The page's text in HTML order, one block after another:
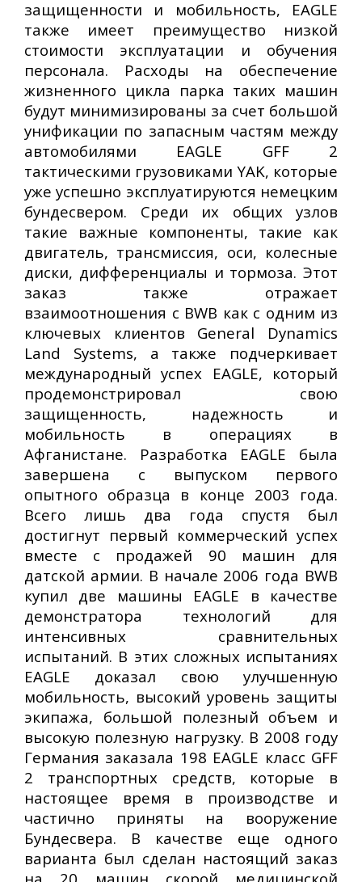
защищенности и мобильность, EAGLE
также имеет преимущество низкой
стоимости эксплуатации и обучения
персонала. Расходы на обеспечение
жизненного цикла парка таких машин
будут минимизированы за счет большой
унификации по запасным частям между
автомобилями EAGLE GFF 2
тактическими грузовиками YAK, которые
уже успешно эксплуатируются немецким
бундесвером. Среди их общих узлов
такие важные компоненты, такие как
двигатель, трансмиссия, оси, колесные
диски, дифференциалы и тормоза. Этот
заказ также отражает
взаимоотношения с BWB как с одним из
ключевых клиентов General Dynamics
Land Systems, а также подчеркивает
международный успех EAGLE, который
продемонстрировал свою
защищенность, надежность и
мобильность в операциях в
Афганистане. Разработка EAGLE была
завершена с выпуском первого
опытного образца в конце 2003 года.
Всего лишь два года спустя был
достигнут первый коммерческий успех
вместе с продажей 90 машин для
датской армии. В начале 2006 года BWB
купил две машины EAGLE в качестве
демонстратора технологий для
интенсивных сравнительных
испытаний. В этих сложных испытаниях
EAGLE доказал свою улучшенную
мобильность, высокий уровень защиты
экипажа, большой полезный объем и
высокую полезную нагрузку. В 2008 году
Германия заказала 198 EAGLE класс GFF
2 транспортных средств, которые в
настоящее время в производстве и
частично приняты на вооружение
Бундесвера. В качестве еще одного
варианта был сделан настоящий заказ